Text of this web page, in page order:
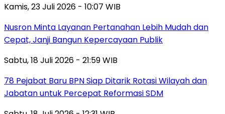
Kamis, 23 Juli 2026 - 10:07 WIB
Nusron Minta Layanan Pertanahan Lebih Mudah dan
Cepat, Janji Bangun Kepercayaan Publik
Sabtu, 18 Juli 2026 - 21:59 WIB
78 Pejabat Baru BPN Siap Ditarik Rotasi Wilayah dan
Jabatan untuk Percepat Reformasi SDM